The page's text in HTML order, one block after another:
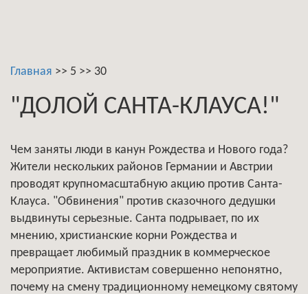
Главная >> 5 >> 30
"ДОЛОЙ САНТА-КЛАУСА!"
Чем заняты люди в канун Рождества и Нового года?
Жители нескольких районов Германии и Австрии
проводят крупномасштабную акцию против Санта-
Клауса. "Обвинения" против сказочного дедушки
выдвинуты серьезные. Санта подрывает, по их
мнению, христианские корни Рождества и
превращает любимый праздник в коммерческое
мероприятие. Активистам совершенно непонятно,
почему на смену традиционному немецкому святому